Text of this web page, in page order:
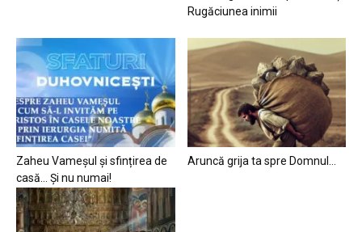
Rugăciunea inimii
Zaheu Vameșul și sfințirea de
casă… Și nu numai!
Aruncă grija ta spre Domnul…